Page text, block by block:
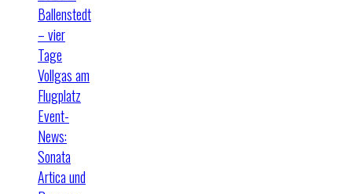
Ballenstedt
– vier
Tage
Vollgas am
Flugplatz
Event-
News:
Sonata
Artica und